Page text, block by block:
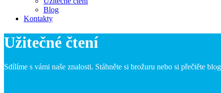
Blog
Kontakty
Užitečné čtení
Sdílíme s vámi naše znalosti. Stáhněte si brožuru nebo si přečtěte